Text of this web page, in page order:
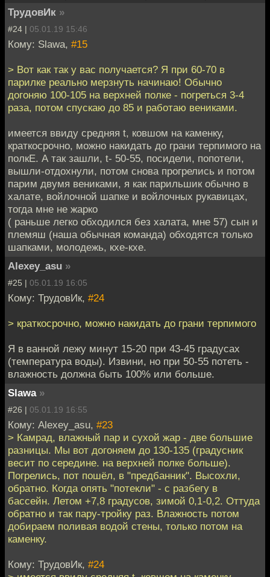
ТрудовИк »
#24 | 05.01.19 15:46
Кому: Slawa, #15
> Вот как так у вас получается? Я при 60-70 в
парилке реально мерзнуть начинаю! Обычно
догоняю 100-105 на верхней полке - погреться 3-4
раза, потом спускаю до 85 и работаю вениками.
имеется ввиду средняя t, ковшом на каменку,
краткосрочно, можно накидать до грани терпимого на
полкЕ. А так зашли, t- 50-55, посидели, попотели,
вышли-отдохнули, потом снова прогрелись и потом
парим двумя вениками, я как парильшик обычно в
халате, войлочной шапке и войлочных рукавицах,
тогда мне не жарко
( раньше легко обходился без халата, мне 57) сын и
племяш (наша обычная команда) обходятся только
шапками, молодежь, кхе-кхе.
Alexey_asu »
#25 | 05.01.19 16:05
Кому: ТрудовИк, #24
> краткосрочно, можно накидать до грани терпимого
Я в ванной лежу минут 15-20 при 43-45 градусах
(температура воды). Извини, но при 50-55 потеть -
влажность должна быть 100% или больше.
Slawa »
#26 | 05.01.19 16:55
Кому: Alexey_asu, #23
> Камрад, влажный пар и сухой жар - две большие
разницы. Мы вот догоняем до 130-135 (градусник
весит по середине. на верхней полке больше).
Погрелись, пот пошёл, в "предбанник". Высохли,
обратно. Когда опять "потекли" - с разбегу в
бассейн. Летом +7,8 градусов, зимой 0,1-0,2. Оттуда
обратно и так пару-тройку раз. Влажность потом
добираем поливая водой стены, только потом на
каменку.
Кому: ТрудовИк, #24